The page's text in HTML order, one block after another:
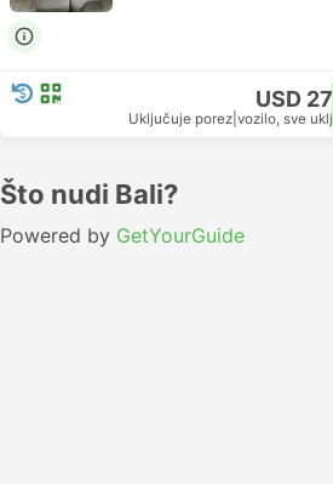
USD 27
Uključuje porez vozilo, sve uklj
Što nudi Bali?
Powered by GetYourGuide